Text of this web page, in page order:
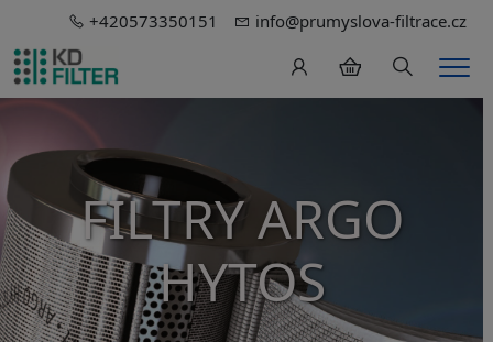
+420573350151 info@prumyslova-filtrace.cz
Hledání
FILTRY ARGO
HYTOS